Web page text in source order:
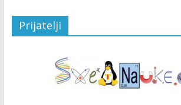
Prijatelji